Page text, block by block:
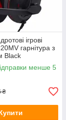
ігрові
гарнітура з
Black
менше 5
₴